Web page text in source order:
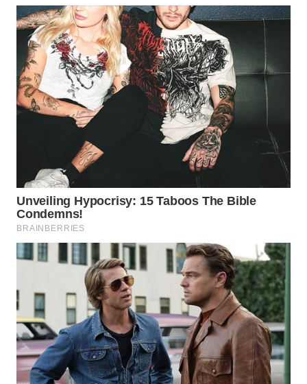
PADANG
LAWAS
WN
SUMEDANG
WN
KEPULAUAN
SERIBU
WN
BINJAI
WN
CIREBON
WN